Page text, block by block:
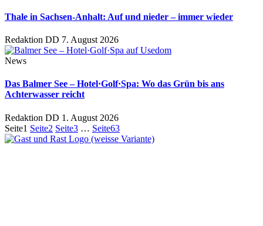
Thale in Sachsen-Anhalt: Auf und nieder – immer wieder
Redaktion DD 7. August 2026
News
Das Balmer See – Hotel·Golf·Spa: Wo das Grün bis ans
Achterwasser reicht
Redaktion DD 1. August 2026
Seite1 Seite2 Seite3 … Seite63